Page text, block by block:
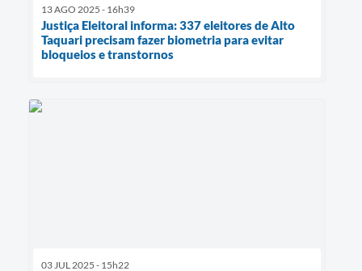
13 AGO 2025 - 16h39
Justiça Eleitoral informa: 337 eleitores de Alto
Taquari precisam fazer biometria para evitar
bloqueios e transtornos
03 JUL 2025 - 15h22